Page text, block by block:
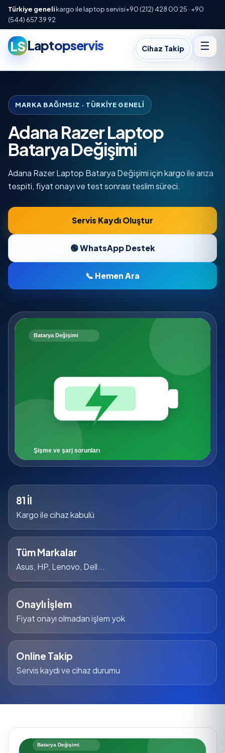
Türkiye genelikargo ile laptop servisi+90 (212) 428 00 25 · +90
(544) 657 39 92
LSLaptopservis Cihaz Takip ☰
MARKA BAĞIMSIZ · TÜRKIYE GENELI
Adana Razer Laptop
Batarya Değişimi
Adana Razer Laptop Batarya Değişimi için kargo ile arıza
tespiti, fiyat onayı ve test sonrası teslim süreci.
Servis Kaydı Oluştur
🟢 WhatsApp Destek
📞 Hemen Ara
81 İl
Kargo ile cihaz kabulü
Tüm Markalar
Asus, HP, Lenovo, Dell...
Onaylı İşlem
Fiyat onayı olmadan işlem yok
Online Takip
Servis kaydı ve cihaz durumu